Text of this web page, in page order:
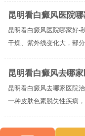
昆明看白癜风医院
昆明看白癜风医院哪家好-
干燥、紫外线变化大，部分
昆明看白癜风去哪
昆明看白癜风去哪家医院
一种皮肤色素脱失性疾病，